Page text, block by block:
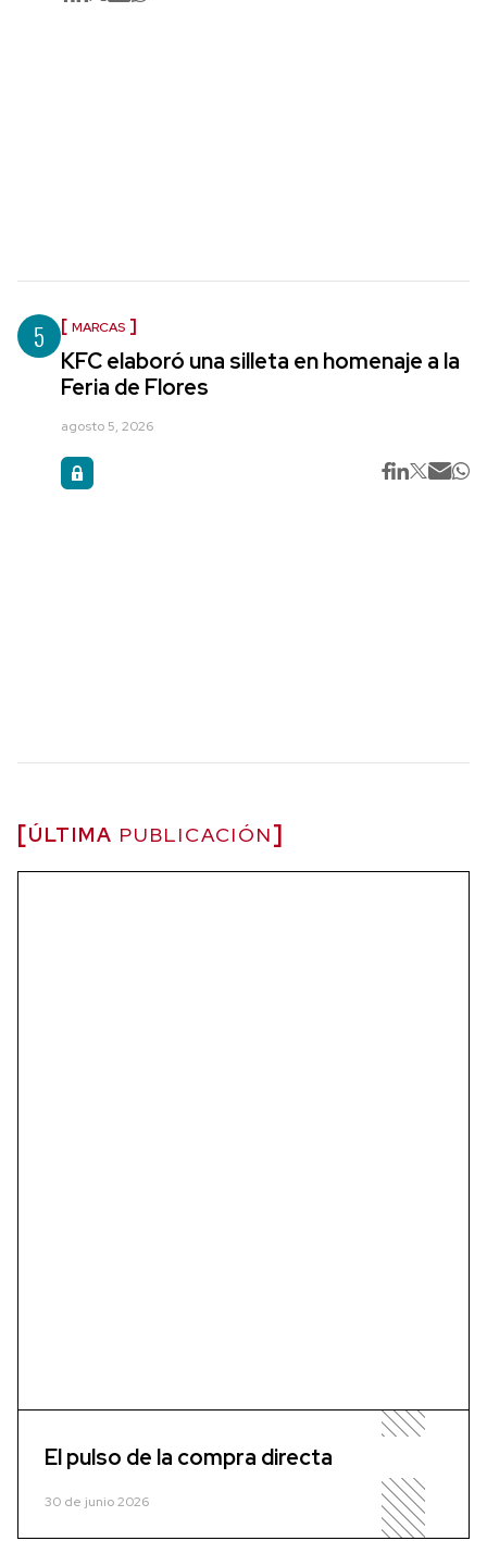
5 MARCAS
KFC elaboró una silleta en homenaje a la
Feria de Flores
agosto 5, 2026
ÚLTIMA PUBLICACIÓN
El pulso de la compra directa
30 de junio 2026